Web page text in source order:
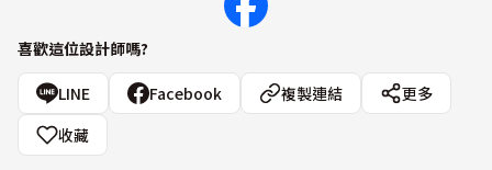
喜歡這位設計師嗎?
LINE Facebook 複製連結
更多
收藏